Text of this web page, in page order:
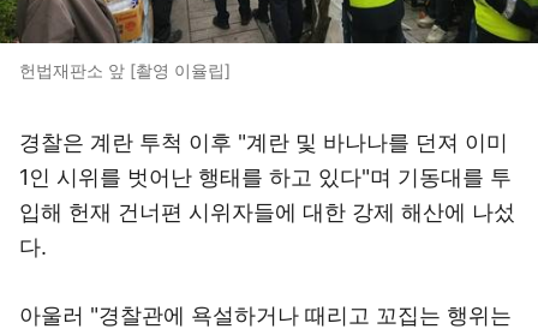
헌법재판소 앞 [촬영 이율립]
경찰은 계란 투척 이후 "계란 및 바나나를 던져 이미
1인 시위를 벗어난 행태를 하고 있다"며 기동대를 투
입해 헌재 건너편 시위자들에 대한 강제 해산에 나섰
다.
아울러 "경찰관에 욕설하거나 때리고 꼬집는 행위는